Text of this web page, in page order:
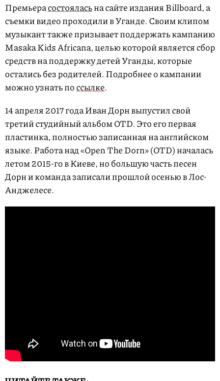
Премьерасостояласьна сайте издания Billboard, а
съемки видео проходили в Уганде. Своим клипом
музыкант также призывает поддержать кампанию
Masaka Kids Africana, целью которой является сбор
средств на поддержку детей Уганды, которые
остались без родителей. Подробнее о кампании
можно узнать поссылке.
14 апреля 2017 года Иван Дорн выпустил свой
третий студийный альбом OTD. Это его первая
пластинка, полностью записанная на английском
языке. Работа над «Open The Dorn» (OTD) началась
летом 2015-го в Киеве, но большую часть песен
Дорн и команда записали прошлой осенью в Лос-
Анджелесе.